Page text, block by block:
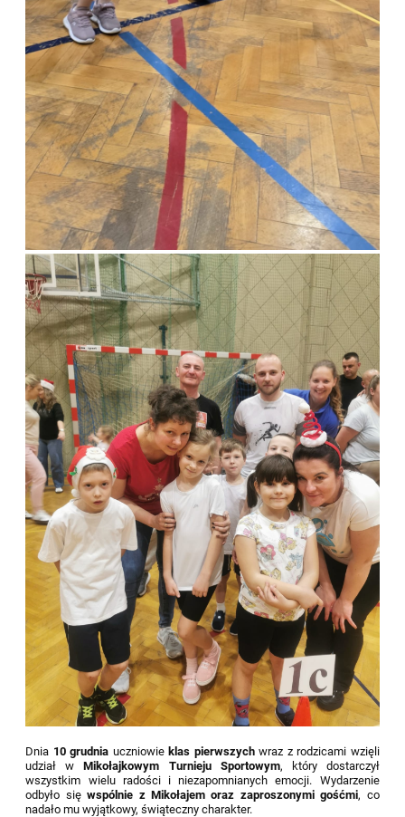
Dnia 10 grudnia uczniowieklas pierwszychwraz z rodzicami wzięli
udział wMikołajkowym Turnieju Sportowym, który dostarczył
wszystkim wielu radości i niezapomnianych emocji. Wydarzenie
odbyło sięwspólnie z Mikołajem oraz zaproszonymi gośćmi, co
nadało mu wyjątkowy, świąteczny charakter.